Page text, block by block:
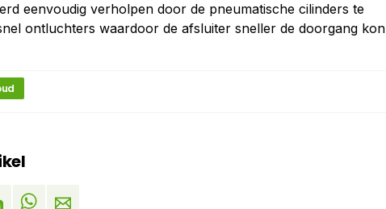
eenvoudig verholpen door de pneumatische cilinders te
ontluchters waardoor de afsluiter sneller de doorgang kon